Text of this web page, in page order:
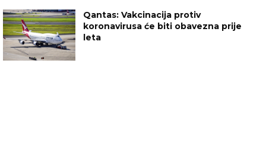
Qantas: Vakcinacija protiv
koronavirusa će biti obavezna prije
leta